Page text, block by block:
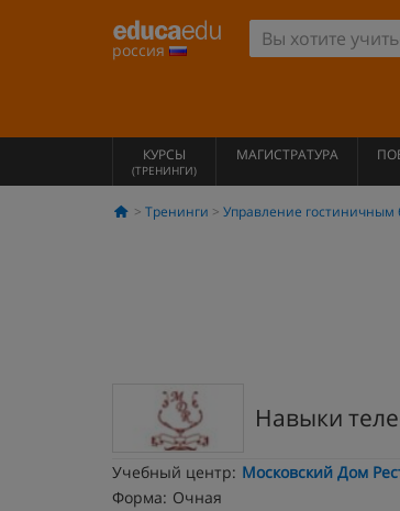
россия
КУРСЫ
(ТРЕНИНГИ)
МАГИСТРАТУРА
Тренинги Управление гостиничным
Навыки
Учебный центр: Московский Дом
Форма: Очная